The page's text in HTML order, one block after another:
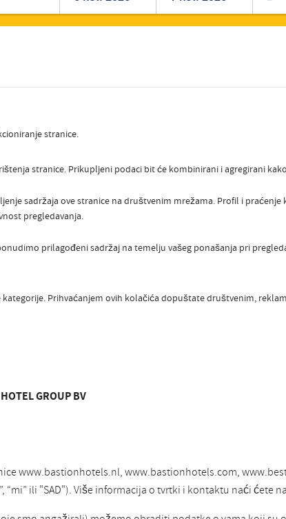
Romanian Turkish
stranice.
stranice. Prikupljeni podaci bit će kombinirani i agregirani
sadržaja ove stranice na društvenim mrežama. Profil i
pregledavanja.
prilagođeni sadržaj na temelju vašeg ponašanja pri
Prihvaćanjem ovih kolačića dopuštate društvenim,
GROUP BV
www.bastionhotels.nl, www.bastionhotels.com,
“mi” ili "SAD"). Više informacija o tvrtki i kontaktu naći ćete